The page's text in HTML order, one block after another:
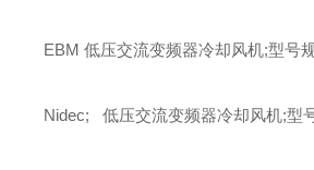
EBM 低压交流变频器冷却风机;型号
Nidec; 低压交流变频器冷却风机;型